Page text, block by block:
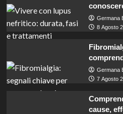
Germana
8 Agosto
Germana
7 Agosto
cause,